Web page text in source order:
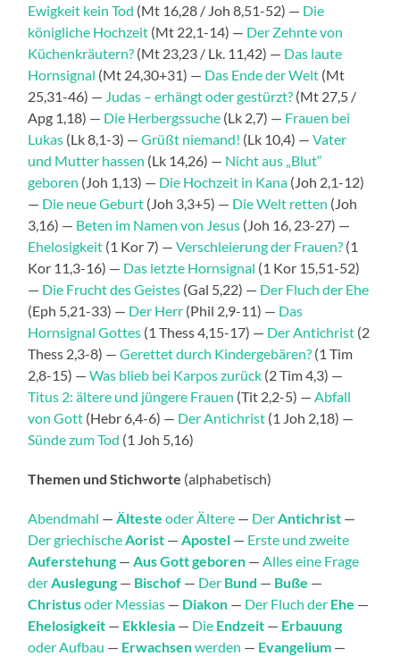
Ewigkeit kein Tod (Mt 16,28 / Joh 8,51-52) — Die
königliche Hochzeit (Mt 22,1-14) — Der Zehnte von
Küchenkräutern? (Mt 23,23 / Lk. 11,42) — Das laute
Hornsignal (Mt 24,30+31) — Das Ende der Welt (Mt
25,31-46) — Judas – erhängt oder gestürzt? (Mt 27,5 /
Apg 1,18) — Die Herbergssuche (Lk 2,7) — Frauen bei
Lukas (Lk 8,1-3) —Grüßt niemand! (Lk 10,4) —Vater
und Mutter hassen (Lk 14,26) — Nicht aus „Blut“
geboren (Joh 1,13) — Die Hochzeit in Kana (Joh 2,1-12)
— Die neue Geburt (Joh 3,3+5) — Die Welt retten (Joh
3,16) — Beten im Namen von Jesus (Joh 16, 23-27) —
Ehelosigkeit (1 Kor 7) —Verschleierung der Frauen? (1
Kor 11,3-16) — Das letzte Hornsignal (1 Kor 15,51-52)
— Die Frucht des Geistes (Gal 5,22) — Der Fluch der Ehe
(Eph 5,21-33) — Der Herr (Phil 2,9-11) — Das
Hornsignal Gottes (1 Thess 4,15-17) — Der Antichrist (2
Thess 2,3-8) —Gerettet durch Kindergebären? (1 Tim
2,8-15) —Was blieb bei Karpos zurück (2 Tim 4,3) —
Titus 2: ältere und jüngere Frauen (Tit 2,2-5) — Abfall
von Gott (Hebr 6,4-6) — Der Antichrist (1 Joh 2,18) —
Sünde zum Tod (1 Joh 5,16)
Themen und Stichworte (alphabetisch)
Abendmahl — Älteste oder Ältere — Der Antichrist —
Der griechische Aorist — Apostel — Erste und zweite
Auferstehung — Aus Gott geboren — Alles eine Frage
der Auslegung — Bischof — Der Bund — Buße —
Christusoder Messias — Diakon — Der Fluch der Ehe —
Ehelosigkeit — Ekklesia — Die Endzeit — Erbauung
oder Aufbau — Erwachsenwerden — Evangelium —